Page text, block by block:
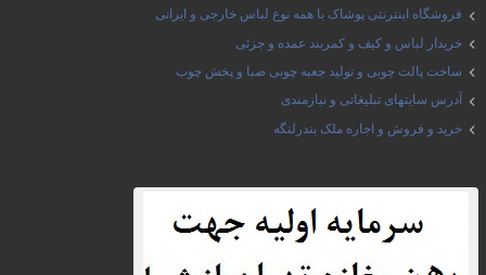
فروشگاه اینترنتی پوشاک با همه نوع لباس خارجی و ایرانی
خریدار لباس و کیف و کمربند عمده و جزئی
ساخت پالت چوبی و تولید جعبه چوبی صبا و پخش چوب
آدرس سایتهای تبلیغاتی و نیازمندی
خرید و فروش و اجاره ملک بندرلنگه